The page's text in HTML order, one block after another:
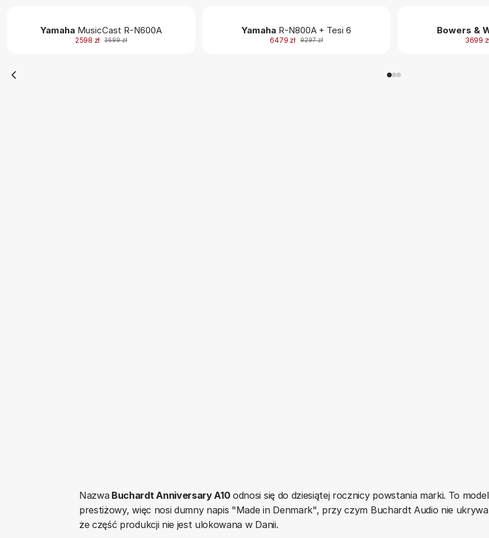
Yamaha MusicCast R-N600A
2598 zł 3699 zł
Yamaha R-N800A + Tesi 6
6479 zł 9297 zł
Bowers &
3699
NazwaBuchardt Anniversary A10odnosi się do dziesiątej rocznicy powstania marki. To model
prestiżowy, więc nosi dumny napis "Made in Denmark", przy czym Buchardt Audio nie
że część produkcji nie jest ulokowana w Danii.